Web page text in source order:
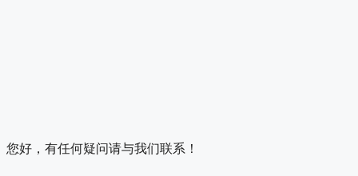
您好，有任何疑问请与我们联系！